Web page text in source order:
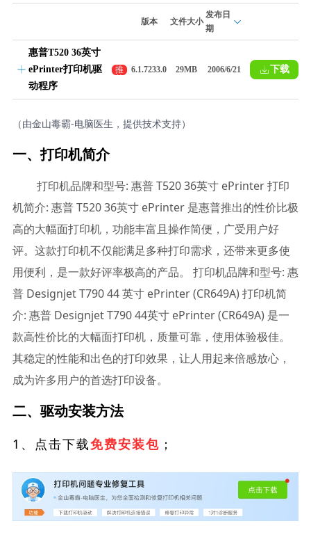
版本 文件大小
发布日
期
惠普T520 36英寸
ePrinter打印机驱
动程序
推
荐
6.1.7233.0 29MB 2006/6/21 下载
（由金山毒霸-电脑医生，提供技术支持）
一、打印机简介
打印机品牌和型号: 惠普 T520 36英寸 ePrinter 打印
机简介: 惠普 T520 36英寸 ePrinter 是惠普推出的性价比极
高的大幅面打印机，功能丰富且操作简便，广受用户好
评。这款打印机不仅能满足多种打印需求，还带来更多使
用便利，是一款好评率极高的产品。 打印机品牌和型号: 惠
普 Designjet T790 44 英寸 ePrinter (CR649A) 打印机简
介: 惠普 Designjet T790 44英寸 ePrinter (CR649A) 是一
款高性价比的大幅面打印机，质量可靠，使用体验极佳。
其稳定的性能和出色的打印效果，让人用起来倍感放心，
成为许多用户的首选打印设备。
二、驱动安装方法
1、点击下载免费安装包 ；